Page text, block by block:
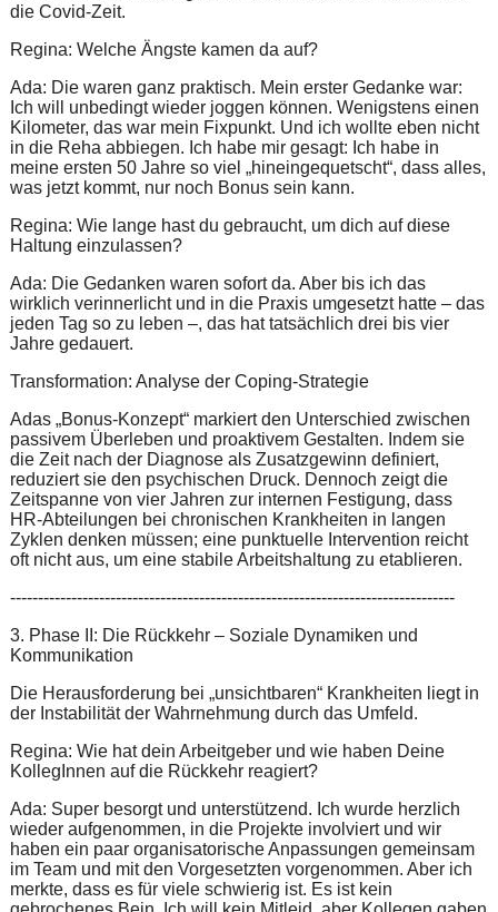
die Covid-Zeit.
Regina: Welche Ängste kamen da auf?
Ada: Die waren ganz praktisch. Mein erster Gedanke war:
Ich will unbedingt wieder joggen können. Wenigstens einen
Kilometer, das war mein Fixpunkt. Und ich wollte eben nicht
in die Reha abbiegen. Ich habe mir gesagt: Ich habe in
meine ersten 50 Jahre so viel „hineingequetscht“, dass alles,
was jetzt kommt, nur noch Bonus sein kann.
Regina: Wie lange hast du gebraucht, um dich auf diese
Haltung einzulassen?
Ada: Die Gedanken waren sofort da. Aber bis ich das
wirklich verinnerlicht und in die Praxis umgesetzt hatte – das
jeden Tag so zu leben –, das hat tatsächlich drei bis vier
Jahre gedauert.
Transformation: Analyse der Coping-Strategie
Adas „Bonus-Konzept“ markiert den Unterschied zwischen
passivem Überleben und proaktivem Gestalten. Indem sie
die Zeit nach der Diagnose als Zusatzgewinn definiert,
reduziert sie den psychischen Druck. Dennoch zeigt die
Zeitspanne von vier Jahren zur internen Festigung, dass
HR-Abteilungen bei chronischen Krankheiten in langen
Zyklen denken müssen; eine punktuelle Intervention reicht
oft nicht aus, um eine stabile Arbeitshaltung zu etablieren.
--------------------------------------------------------------------------------
3. Phase II: Die Rückkehr – Soziale Dynamiken und
Kommunikation
Die Herausforderung bei „unsichtbaren“ Krankheiten liegt in
der Instabilität der Wahrnehmung durch das Umfeld.
Regina: Wie hat dein Arbeitgeber und wie haben Deine
KollegInnen auf die Rückkehr reagiert?
Ada: Super besorgt und unterstützend. Ich wurde herzlich
wieder aufgenommen, in die Projekte involviert und wir
haben ein paar organisatorische Anpassungen gemeinsam
im Team und mit den Vorgesetzten vorgenommen. Aber ich
merkte, dass es für viele schwierig ist. Es ist kein